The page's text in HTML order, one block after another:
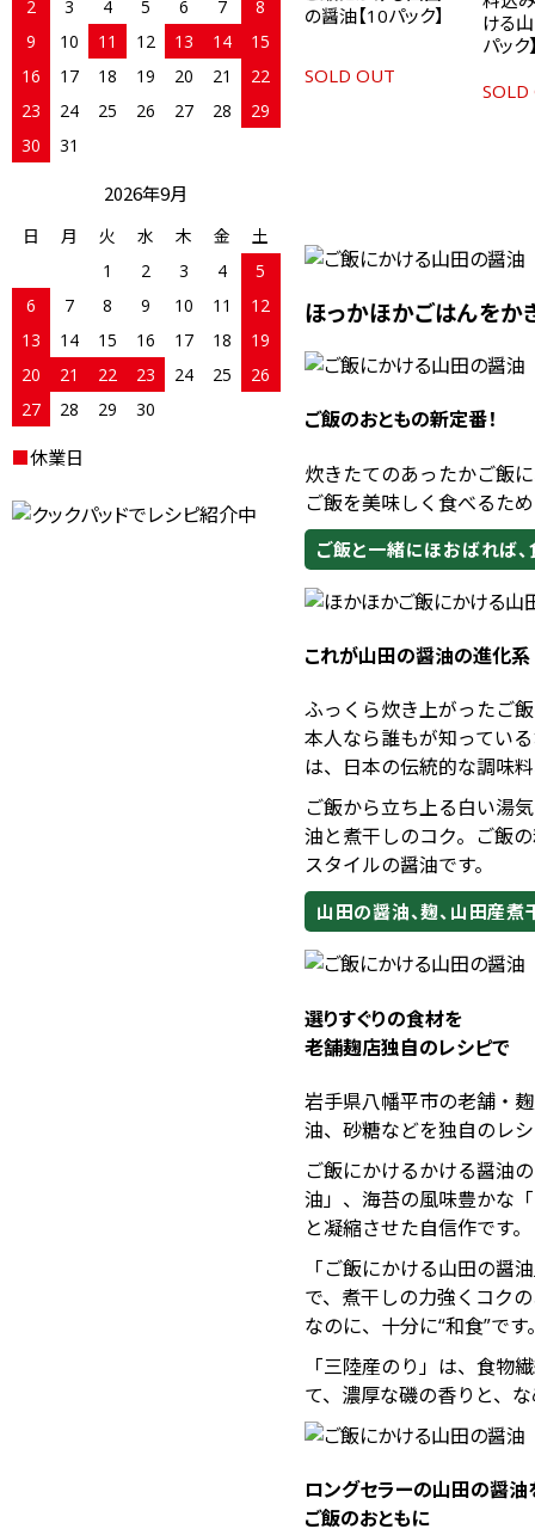
の醤油【10パック】
SOLD OUT
ける
パック
ほっかほかごはんをか
ご飯のおともの新定番！
炊きたてのあったかご飯
ご飯を美味しく食べるた
ご飯と一緒にほおばれば
これが山田の醤油の進化系
ふっくら炊き上がったご
本人なら誰もが知ってい
は、日本の伝統的な調味
ご飯から立ち上る白い湯
油と煮干しのコク。ご飯
スタイルの醤油です。
山田の醤油、麹、山田産煮
選りすぐりの食材を
老舗麹店独自のレシピで
岩手県八幡平市の老舗・
油、砂糖などを独自のレ
ご飯にかけるかける醤油
油」、海苔の風味豊かな
と凝縮させた自信作です。
「ご飯にかける山田の醤
で、煮干しの力強くコク
なのに、十分に“和食”です
「三陸産のり」は、食物
て、濃厚な磯の香りと、
ロングセラーの山田の醤油
ご飯のおともに
2
3 4 5 6 7
8
9
10 11 12 13 14
15
16
17 18 19 20 21
22
23
24 25 26 27 28
29
30
31
2026年9月
日 月 火 水 木 金
土
1
2 3 4
5
6
7 8 9 10 11
12
13
14 15 16 17 18
19
20
21 22 23 24 25
26
27
28 29 30
■休業日